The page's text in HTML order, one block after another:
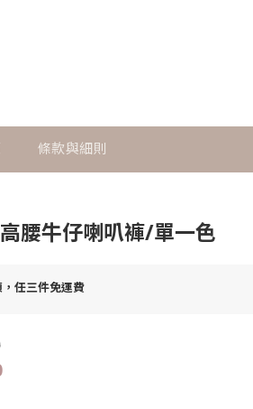
條款與細則
腰牛仔喇叭褲/單一色
任三件免運費